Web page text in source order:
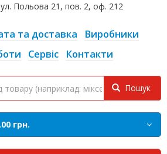
Польова 21, пов. 2, оф. 212
та доставка
Виробники
Сервіс Контакти
Пошук
грн.